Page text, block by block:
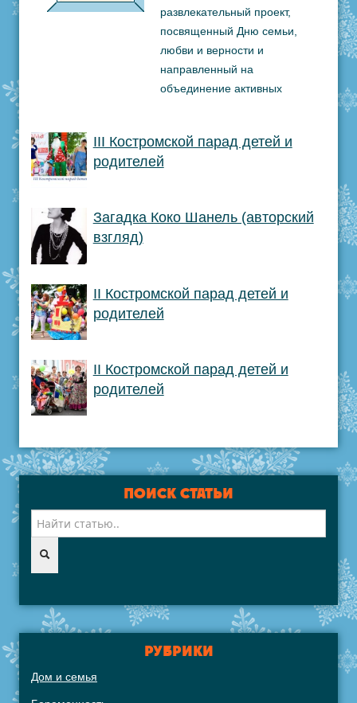
развлекательный проект,
посвященный Дню семьи,
любви и верности и
направленный на
объединение активных
Читать подробнее
III Костромской парад детей и
родителей
Загадка Коко Шанель (авторский
взгляд)
II Костромской парад детей и
родителей
II Костромской парад детей и
родителей
ПОИСК СТАТЬИ
РУБРИКИ
Дом и семья